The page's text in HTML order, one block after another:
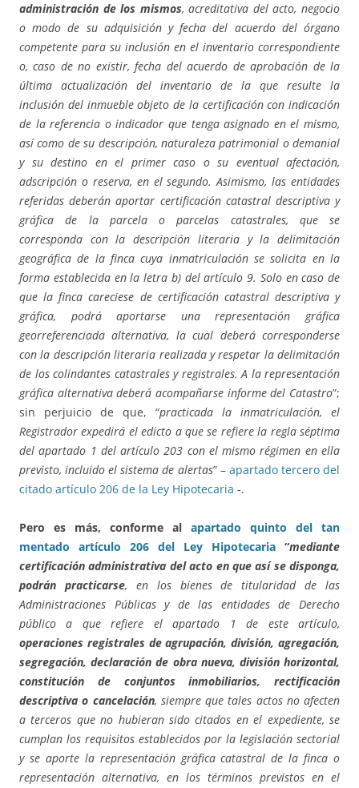
administración de los mismos, acreditativa del acto, negocio
o modo de su adquisición y fecha del acuerdo del órgano
competente para su inclusión en el inventario correspondiente
o, caso de no existir, fecha del acuerdo de aprobación de la
última actualización del inventario de la que resulte la
inclusión del inmueble objeto de la certificación con indicación
de la referencia o indicador que tenga asignado en el mismo,
así como de su descripción, naturaleza patrimonial o demanial
y su destino en el primer caso o su eventual afectación,
adscripción o reserva, en el segundo. Asimismo, las entidades
referidas deberán aportar certificación catastral descriptiva y
gráfica de la parcela o parcelas catastrales, que se
corresponda con la descripción literaria y la delimitación
geográfica de la finca cuya inmatriculación se solicita en la
forma establecida en la letra b) del artículo 9. Solo en caso de
que la finca careciese de certificación catastral descriptiva y
gráfica, podrá aportarse una representación gráfica
georreferenciada alternativa, la cual deberá corresponderse
con la descripción literaria realizada y respetar la delimitación
de los colindantes catastrales y registrales. A la representación
gráfica alternativa deberá acompañarse informe del Catastro”;
sin perjuicio de que, “practicada la inmatriculación, el
Registrador expedirá el edicto a que se refiere la regla séptima
del apartado 1 del artículo 203 con el mismo régimen en ella
previsto, incluido el sistema de alertas” – apartado tercero del
citado artículo 206 de la Ley Hipotecaria -.
Pero es más, conforme al apartado quinto del tan
mentado artículo 206 del Ley Hipotecaria “mediante
certificación administrativa del acto en que así se disponga,
podrán practicarse, en los bienes de titularidad de las
Administraciones Públicas y de las entidades de Derecho
público a que refiere el apartado 1 de este artículo,
operaciones registrales de agrupación, división, agregación,
segregación, declaración de obra nueva, división horizontal,
constitución de conjuntos inmobiliarios, rectificación
descriptiva o cancelación, siempre que tales actos no afecten
a terceros que no hubieran sido citados en el expediente, se
cumplan los requisitos establecidos por la legislación sectorial
y se aporte la representación gráfica catastral de la finca o
representación alternativa, en los términos previstos en el